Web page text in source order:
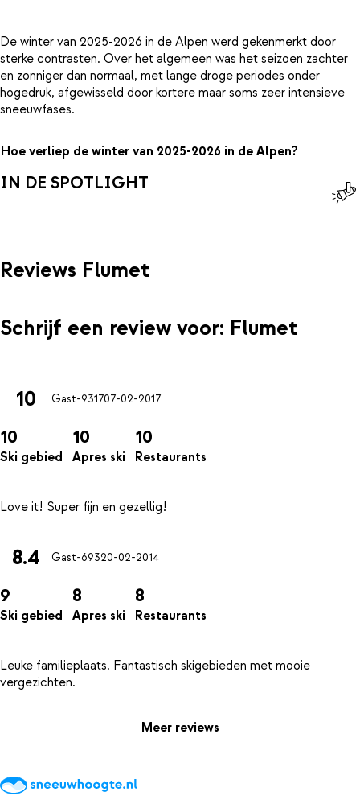
De winter van 2025-2026 in de Alpen werd gekenmerkt door
sterke contrasten. Over het algemeen was het seizoen zachter
en zonniger dan normaal, met lange droge periodes onder
hogedruk, afgewisseld door kortere maar soms zeer intensieve
sneeuwfases.
Hoe verliep de winter van 2025-2026 in de Alpen?
IN DE SPOTLIGHT
Reviews Flumet
Schrijf een review voor: Flumet
10 Gast-931707-02-2017
10
Ski gebied
10
Apres ski
10
Restaurants
8.4 Gast-69320-02-2014
9
Ski gebied
8
Apres ski
8
Restaurants
Leuke familieplaats. Fantastisch skigebieden met mooie
Meer reviews